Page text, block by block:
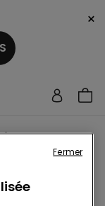
×
vous
Fermer